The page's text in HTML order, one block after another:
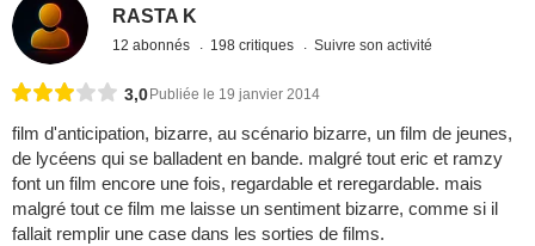
RASTA K
12 abonnés 198 critiques Suivre son activité
3,0 Publiée le 19 janvier 2014
film d'anticipation, bizarre, au scénario bizarre, un film de jeunes,
de lycéens qui se balladent en bande. malgré tout eric et ramzy
font un film encore une fois, regardable et reregardable. mais
malgré tout ce film me laisse un sentiment bizarre, comme si il
fallait remplir une case dans les sorties de films.